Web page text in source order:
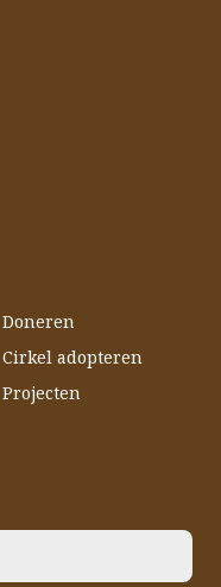
Doneren
Cirkel adopteren
Projecten